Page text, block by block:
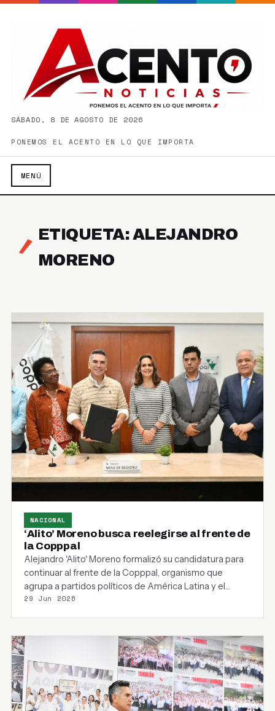
SÁBADO, 8 DE AGOSTO DE 2026
PONEMOS EL ACENTO EN LO QUE IMPORTA
MENÚ
ETIQUETA: ALEJANDRO
MORENO
NACIONAL
‘Alito’ Moreno busca reelegirse al frente de
la Copppal
Alejandro 'Alito' Moreno formalizó su candidatura para
continuar al frente de la Copppal, organismo que
agrupa a partidos políticos de América Latina y el…
29 Jun 2026